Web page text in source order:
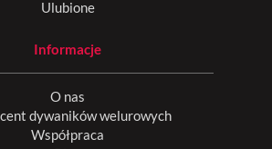
Ulubione
Informacje
O nas
dywaników welurowych
Współpraca